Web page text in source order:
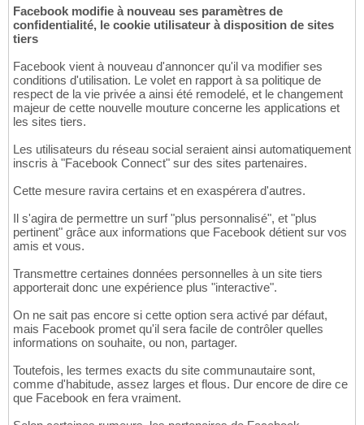
Facebook modifie à nouveau ses paramètres de
confidentialité, le cookie utilisateur à disposition de sites
tiers
Facebook vient à nouveau d'annoncer qu'il va modifier ses
conditions d'utilisation. Le volet en rapport à sa politique de
respect de la vie privée a ainsi été remodelé, et le changement
majeur de cette nouvelle mouture concerne les applications et
les sites tiers.
Les utilisateurs du réseau social seraient ainsi automatiquement
inscris à "Facebook Connect" sur des sites partenaires.
Cette mesure ravira certains et en exaspérera d'autres.
Il s'agira de permettre un surf "plus personnalisé", et "plus
pertinent" grâce aux informations que Facebook détient sur vos
amis et vous.
Transmettre certaines données personnelles à un site tiers
apporterait donc une expérience plus "interactive".
On ne sait pas encore si cette option sera activé par défaut,
mais Facebook promet qu'il sera facile de contrôler quelles
informations on souhaite, ou non, partager.
Toutefois, les termes exacts du site communautaire sont,
comme d'habitude, assez larges et flous. Dur encore de dire ce
que Facebook en fera vraiment.